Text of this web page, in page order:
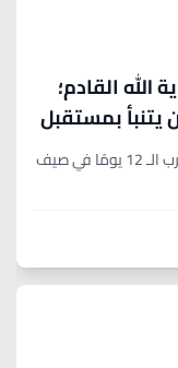
القادم؛
بمستقبل
بينما كان العالم ينظر إلى شاشات الرادار خلال حرب الـ 12 يومًا في صيف